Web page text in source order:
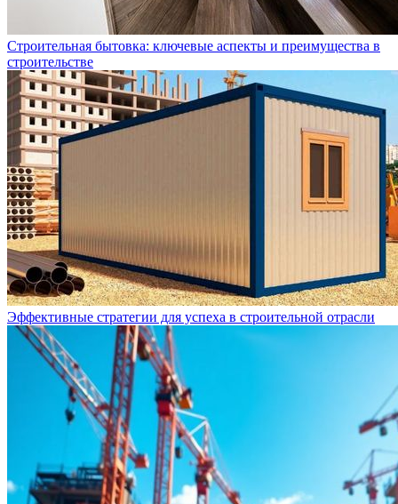
Строительная бытовка: ключевые аспекты и преимущества в
строительстве
Эффективные стратегии для успеха в строительной отрасли